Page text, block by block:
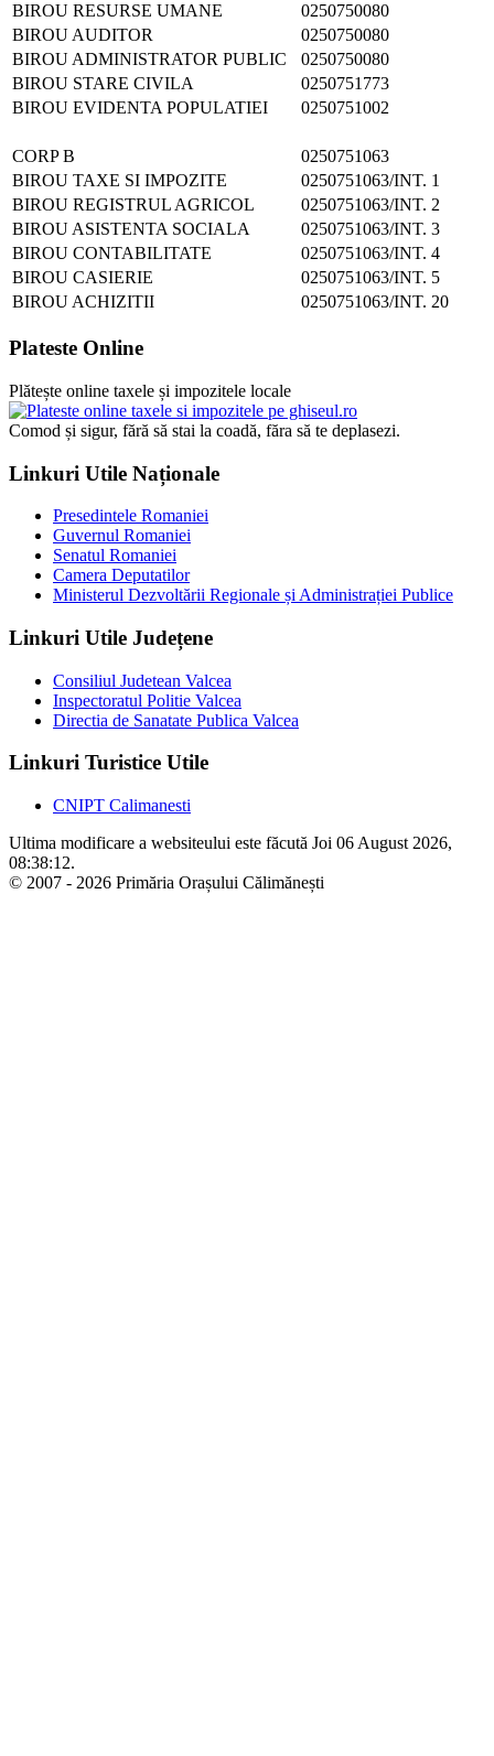
BIROU RESURSE UMANE
0250750080
BIROU AUDITOR
0250750080
BIROU ADMINISTRATOR PUBLIC
0250750080
BIROU STARE CIVILA
0250751773
BIROU EVIDENTA POPULATIEI
0250751002
CORP B
0250751063
BIROU TAXE SI IMPOZITE
0250751063/INT. 1
BIROU REGISTRUL AGRICOL
0250751063/INT. 2
BIROU ASISTENTA SOCIALA
0250751063/INT. 3
BIROU CONTABILITATE
0250751063/INT. 4
BIROU CASIERIE
0250751063/INT. 5
BIROU ACHIZITII
0250751063/INT. 20
Plateste Online
Plătește online taxele și impozitele locale
Comod și sigur, fără să stai la coadă, făra să te deplasezi.
Linkuri Utile Naționale
Presedintele Romaniei
Guvernul Romaniei
Senatul Romaniei
Camera Deputatilor
Ministerul Dezvoltării Regionale și Administrației Publice
Linkuri Utile Județene
Consiliul Judetean Valcea
Inspectoratul Politie Valcea
Directia de Sanatate Publica Valcea
Linkuri Turistice Utile
CNIPT Calimanesti
Ultima modificare a websiteului este făcută Joi 06 August 2026,
08:38:12.
© 2007 - 2026 Primăria Orașului Călimănești